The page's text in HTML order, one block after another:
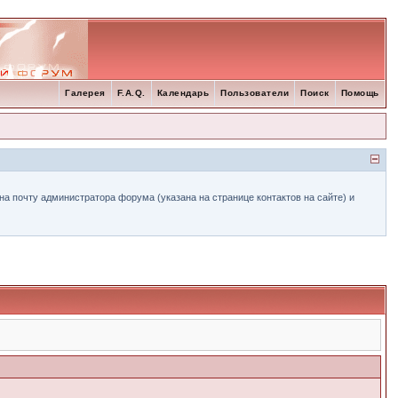
Помощь
Поиск
Пользователи
Календарь
F.A.Q.
Галерея
администратора форума (указана на странице контактов на сайте) и